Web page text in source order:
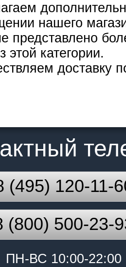
нашего
представлено
этой категории.
доставку
(495) 120-11-
(800) 500-23-
ПН-ВС 10:00-22:00